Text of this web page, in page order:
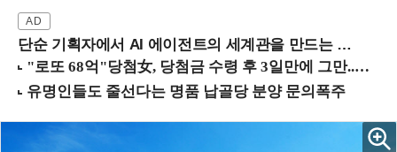
단순 기획자에서 AI 에이전트의 세계관을 만드는 지식 설계자로.. (8/20 강남역)